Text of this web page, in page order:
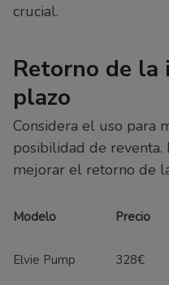
crucial.
Retorno de la
plazo
Considera el uso para
posibilidad de reventa.
mejorar el retorno de
Modelo Precio
Elvie Pump 328€